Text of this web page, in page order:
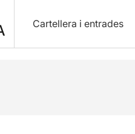
Cartellera i entrades